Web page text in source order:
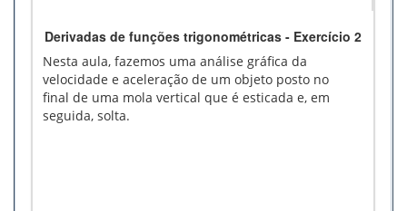
Derivadas de funções trigonométricas - Exercício 2
Nesta aula, fazemos uma análise gráfica da
velocidade e aceleração de um objeto posto no
final de uma mola vertical que é esticada e, em
seguida, solta.